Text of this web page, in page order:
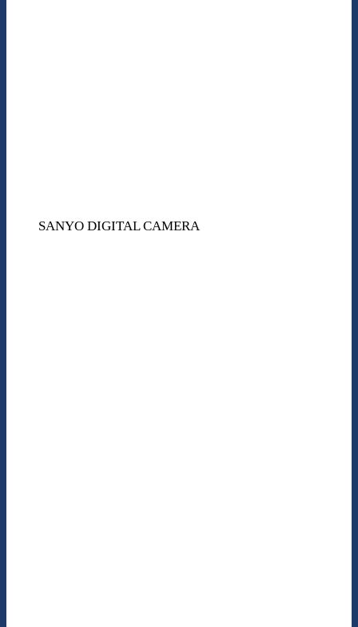
SANYO DIGITAL CAMERA